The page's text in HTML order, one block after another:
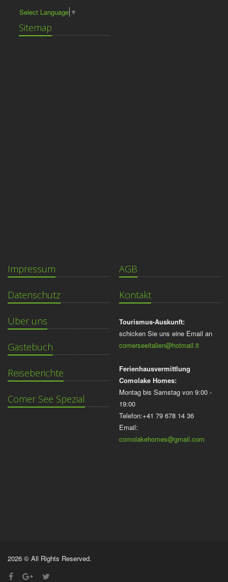
Select Language ▼
Sitemap
Impressum
Datenschutz
Über uns
Gästebuch
Reiseberichte
Comer See Spezial
AGB
Kontakt
Tourismus-Auskunft:
schicken Sie uns eine Email an
comerseeitalien@hotmail.it
Ferienhausvermittlung
Comolake Homes:
Montag bis Samstag von 9:00 -
19:00
Telefon:+41 79 678 14 36
Email:
comolakehomes@gmail.com
2026 © All Rights Reserved.